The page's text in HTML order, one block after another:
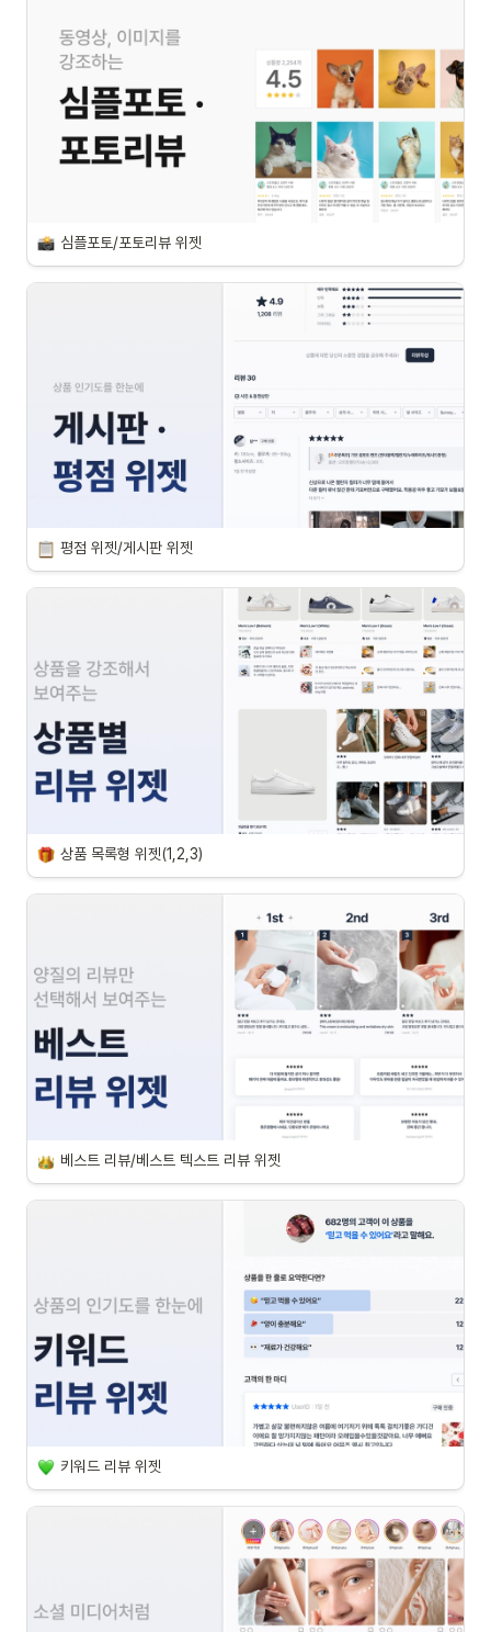
심플포토/포토리뷰 위젯
평점 위젯/게시판 위젯
상품 목록형 위젯(1,2,3)
베스트 리뷰/베스트 텍스트 리뷰 위젯
키워드 리뷰 위젯